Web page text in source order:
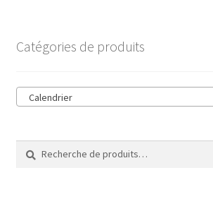
Catégories de produits
Calendrier
Recherche
pour :
Recherche